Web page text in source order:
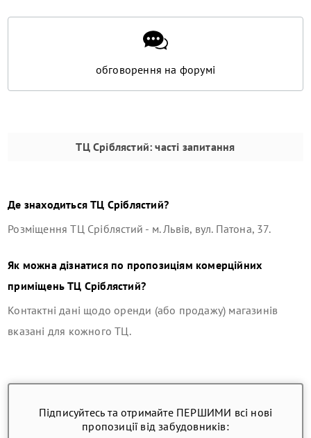
обговорення на форумі
ТЦ Сріблястий: часті запитання
Де знаходитьсяТЦ Сріблястий?
РозміщенняТЦ Сріблястий - м. Львів, вул. Патона, 37.
Як можна дізнатися по пропозиціям комерційних
приміщеньТЦ Сріблястий?
Контактні дані щодо оренди (або продажу) магазинів
вказані для кожного ТЦ.
Підписуйтесь та отримайте ПЕРШИМИ всі нові
пропозиції від забудовників: